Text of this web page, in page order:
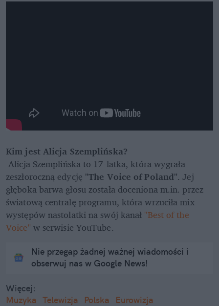
Kim jest Alicja Szemplińska?
Alicja Szemplińska to 17-latka, która wygrała
zeszłoroczną edycję "The Voice of Poland". Jej
głęboka barwa głosu została doceniona m.in. przez
światową centralę programu, która wrzuciła mix
występów nastolatki na swój kanał "Best of the
Voice" w serwisie YouTube.
Nie przegap żadnej ważnej wiadomości i
obserwuj nas w Google News!
Więcej:
Muzyka Telewizja Polska Eurowizja